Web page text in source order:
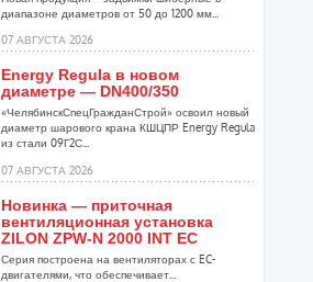
диапазоне диаметров от 50 до 1200 мм...
07 АВГУСТА 2026
Energy Regula в новом
диаметре — DN400/350
«ЧелябинскСпецГражданСтрой» освоил новый
диаметр шарового крана КШЦПР Energy Regula
из стали 09Г2С...
07 АВГУСТА 2026
Новинка — приточная
вентиляционная установка
ZILON ZPW-N 2000 INT EC
Серия построена на вентиляторах с EC-
двигателями, что обеспечивает...